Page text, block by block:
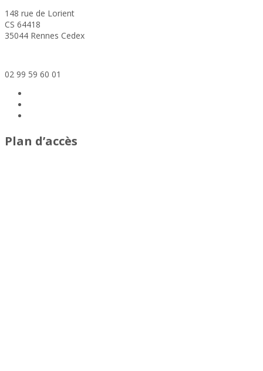
148 rue de Lorient
CS 64418
35044 Rennes Cedex
02 99 59 60 01
Plan d’accès